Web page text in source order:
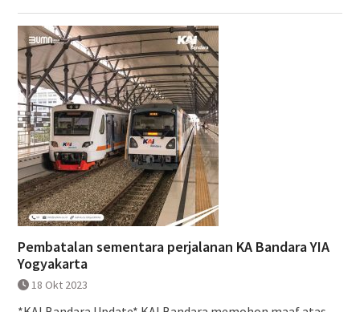
Pembatalan sementara perjalanan KA Bandara YIA
Yogyakarta
18 Okt 2023